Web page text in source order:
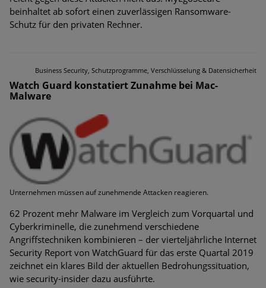
beinhaltet ab sofort einen zuverlässigen Ransomware-
Schutz für den privaten Rechner.
Business Security, Schutzprogramme, Verschlüsselung & Datensicherheit
Watch Guard konstatiert Zunahme bei Mac-
Malware
Unternehmen müssen auf zunehmende Attacken reagieren.
62 Prozent mehr Malware im Vergleich zum Vorquartal und
Cyberkriminelle, die zunehmend verschiedene
Angriffstechniken kombinieren – der vierteljährliche Internet
Security Report von WatchGuard für das erste Quartal 2019
zeichnet ein klares Bild der aktuellen Bedrohungssituation,
wie security-insider dazu ausführte.